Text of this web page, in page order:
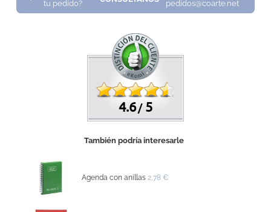
tu pedido?
pedidos@coarte.net
4.6 /5
También podría interesarle
Agenda con anillas 2,78 €